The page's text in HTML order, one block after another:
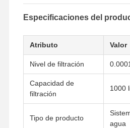
Especificaciones del
Atributo Valor
Nivel de filtración
Capacidad de
filtración
1000
Tipo de producto
agua